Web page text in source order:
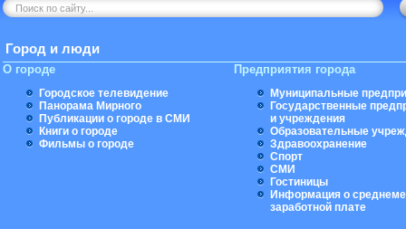
Город и люди
О городе
Городское телевидение
Панорама Мирного
Публикации о городе в СМИ
Книги о городе
Фильмы о городе
Предприятия города
Муниципальные
Государственные
и учреждения
Образовательные
Здравоохранение
Спорт
СМИ
Гостиницы
Информация о
заработной плате